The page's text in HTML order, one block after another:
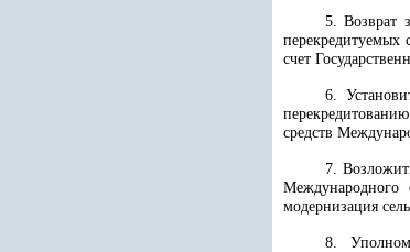
5. Возврат
перекредитуемых
счет
6.
средств
7.
Международного
модернизация
8.